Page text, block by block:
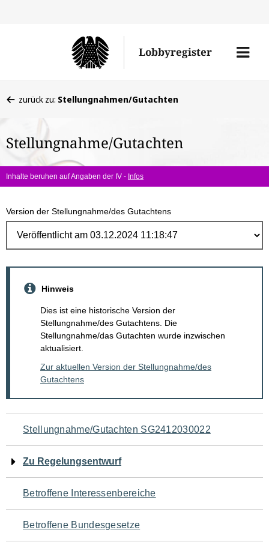
Lobbyregister
Menü
befinden
hier:
zurück zu: Stellungnahmen/Gutachten
Stellungnahme/Gutachten
Inhalte beruhen auf Angaben der IV - Infos
Version der Stellungnahme/des Gutachtens
Hinweis
Dies ist eine historische Version der
Stellungnahme/des Gutachtens. Die
Stellungnahme/das Gutachten wurde inzwischen
aktualisiert.
Zur aktuellen Version der Stellungnahme/des
Gutachtens
Navigation
für
den
Seiteninhalt
Stellungnahme/Gutachten SG2412030022
Zu Regelungsentwurf
Betroffene Interessenbereiche
Betroffene Bundesgesetze